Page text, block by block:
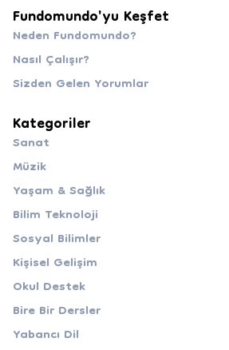
Fundomundo'yu Keşfet
Neden Fundomundo?
Nasıl Çalışır?
Sizden Gelen Yorumlar
Kategoriler
Sanat
Müzik
Yaşam & Sağlık
Bilim Teknoloji
Sosyal Bilimler
Kişisel Gelişim
Okul Destek
Bire Bir Dersler
Yabancı Dil